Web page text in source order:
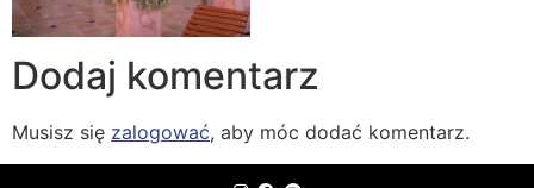
Dodaj komentarz
Musisz się zalogować, aby móc dodać komentarz.